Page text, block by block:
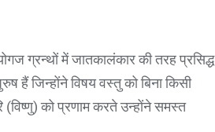
ग्रन्थों में जातकालंकार की तरह प्रसिद्ध
हैं जिन्होंने विषय वस्तु को बिना किसी
को प्रणाम करते उन्होंने समस्त